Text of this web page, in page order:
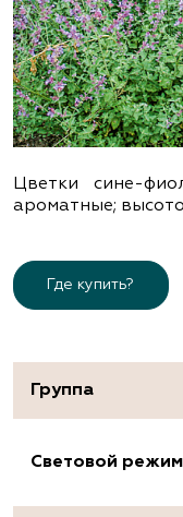
Цветки сине-
ароматные;
Где купить?
Группа
Световой режим